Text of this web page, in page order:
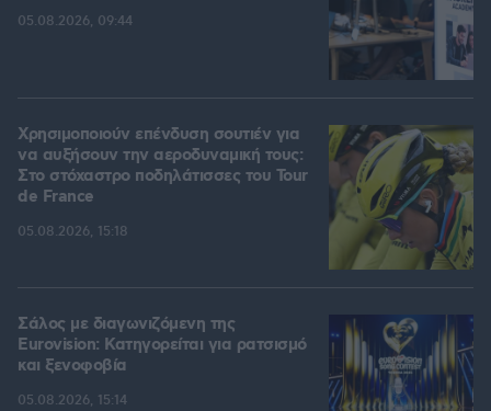
05.08.2026, 09:44
Χρησιμοποιούν επένδυση σουτιέν για
να αυξήσουν την αεροδυναμική τους:
Στο στόχαστρο ποδηλάτισσες του Tour
de France
05.08.2026, 15:18
Σάλος με διαγωνιζόμενη της
Eurovision: Κατηγορείται για ρατσισμό
και ξενοφοβία
05.08.2026, 15:14